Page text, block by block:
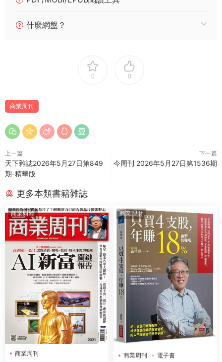
什麼網盤？
0 0
商業周刊
上一篇
天下雜誌2026年5月27日第849
期-精華版
下一篇
今周刊 2026年5月27日第1536期
更多本類書籍雜誌
商業财經
商業周刊
商業理財
商業周刊
電子書